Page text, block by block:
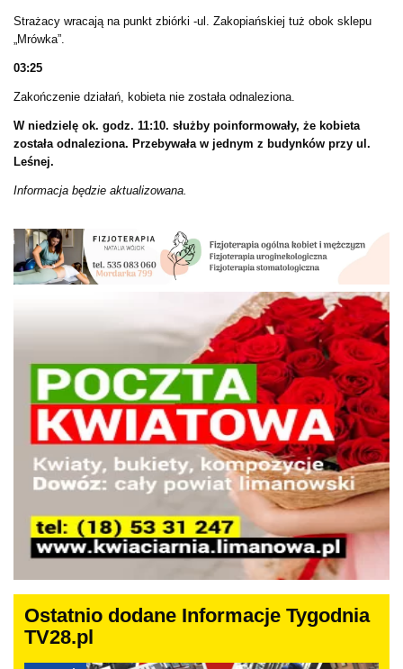
Strażacy wracają na punkt zbiórki -ul. Zakopiańskiej tuż obok sklepu
„Mrówka”.
03:25
Zakończenie działań, kobieta nie została odnaleziona.
W niedzielę ok. godz. 11:10. służby poinformowały, że kobieta
została odnaleziona. Przebywała w jednym z budynków przy ul.
Leśnej.
Informacja będzie aktualizowana.
Ostatnio dodane Informacje Tygodnia
TV28.pl